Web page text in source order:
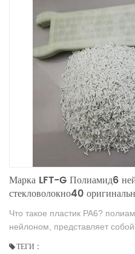
Марка LFT-G Полиамид6
стекловолокно40
запчастей
Что такое пластик PA6?
нейлоном, представляет
ТЕГИ :